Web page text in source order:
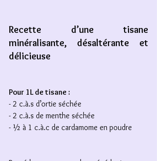
Recette d’une tisane
minéralisante, désaltérante et
délicieuse
Pour 1L de tisane :
- 2 c.à.s d’ortie séchée
- 2 c.à.s de menthe séchée
- ½ à 1 c.à.c de cardamome en poudre